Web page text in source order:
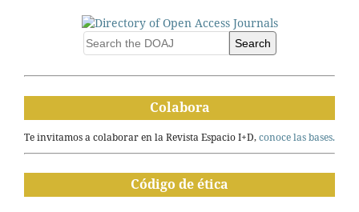
Search
Colabora
Te invitamos a colaborar en la Revista Espacio I+D,conoce las bases.
Código de ética